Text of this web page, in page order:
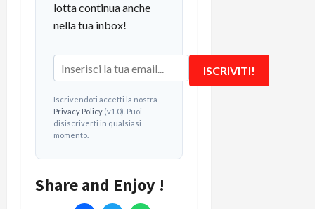
lotta continua anche
nella tua inbox!
ISCRIVITI!
Iscrivendoti accetti la nostra
Privacy Policy (v1.0). Puoi
disiscriverti in qualsiasi
momento.
Share and Enjoy !